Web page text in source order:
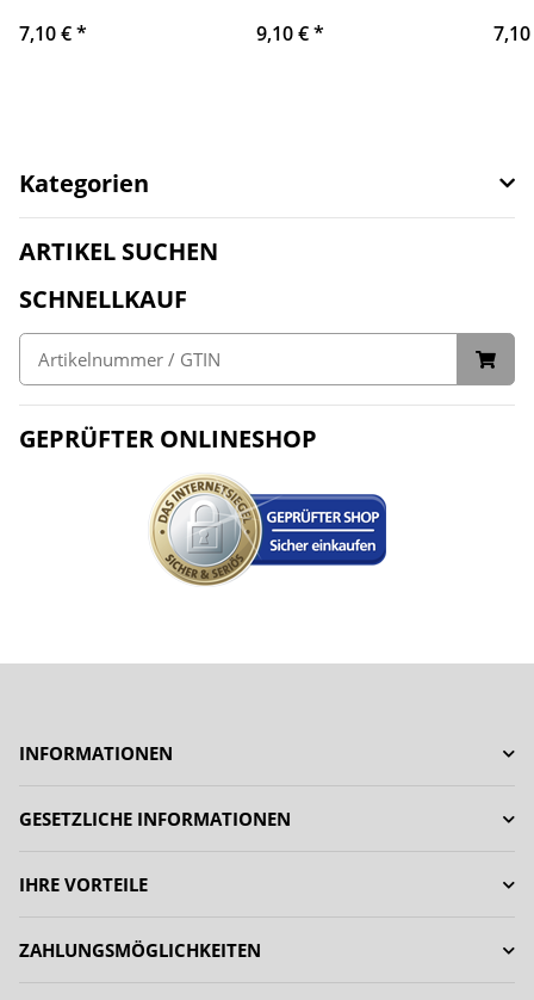
7,10 €* 9,10 €*
Kategorien
ARTIKEL SUCHEN
SCHNELLKAUF
GEPRÜFTER ONLINESHOP
INFORMATIONEN
GESETZLICHE INFORMATIONEN
IHRE VORTEILE
ZAHLUNGSMÖGLICHKEITEN